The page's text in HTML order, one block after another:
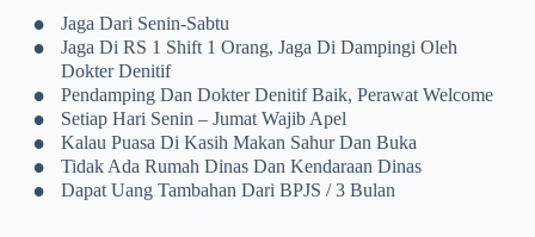
• Jaga Dari Senin-Sabtu
•
Jaga Di RS 1 Shift 1 Orang, Jaga Di Dampingi Oleh
Dokter Denitif
• Pendamping Dan Dokter Denitif Baik, Perawat Welcome
• Setiap Hari Senin – Jumat Wajib Apel
• Kalau Puasa Di Kasih Makan Sahur Dan Buka
• Tidak Ada Rumah Dinas Dan Kendaraan Dinas
• Dapat Uang Tambahan Dari BPJS / 3 Bulan